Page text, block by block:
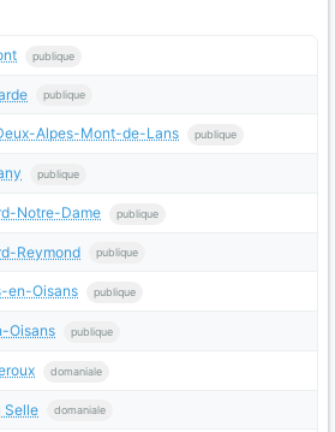
publique
publique
Alpes-Mont-de-Lans publique
publique
Notre-Dame publique
Reymond publique
en-Oisans publique
Oisans publique
domaniale
Selle domaniale